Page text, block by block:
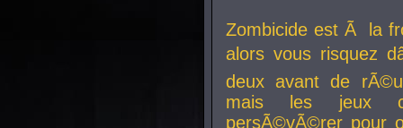
Zombicide est Ã la
alors vous risquez
deux avant de
mais les jeux
persÃ©vÃ©rer pour